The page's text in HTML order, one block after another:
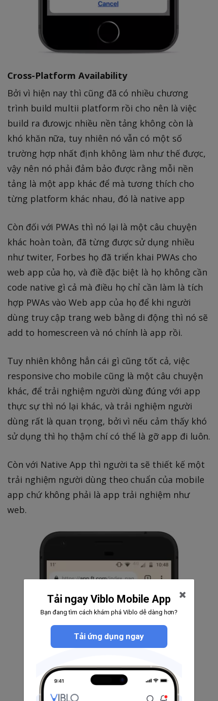
Cross-Platform Availability
Bởi vì hiện nay thì cũng đã có nhiều chương
trình build multii platform rồi cho nên là việc
build ra đưowjc nhiều nền tảng không còn là
khó khăn nữa, tuy nhiên nó vẫn có một số
trường hợp nhất định không làm như thế được,
vậy nên nó phải đảm bảo được rằng mỗi nền
tảng là một app khác để mà tương thích cho
từng platform khác nhau, đó là native app
Còn đối với PWAs thì nó lại là một câu chuyện
khác hoàn toàn, đã từng được sử dụng nhiều
như twiter, Forbes họ đã triển khai PWAs cho
web app của họ, và điề đặc biệt là họ không cần
code native gì cả mà điều họ chỉ cần làm là tích
hợp PWAs vào Web app của họ để khi người
dùng truy cập trang web bằng di động thì nó sẽ
add to homescreen và nó chính là app rồi.
Tuy nhiên không hẳn cái gì cũng tốt cả, việc
responsive cho mobile cũng là một câu chuyện
khác, để trải nghiệm người dùng đúng với app
thực sự thì nó lại khác, và trải nghiệm người
dùng rất là quan trọng, bởi vì nếu cảm thấy khó
sử dụng thì họ thậm chí có thể là gỡ app đi luôn.
Còn với Native App thì người ta sẽ thiết kế một
trải nghiệm người dùng theo chuẩn của mobile
app chứ không phải là app trải nghiệm như
web.
Tải ngay Viblo Mobile App
Bạn đang tìm cách khám phá Viblo dễ dàng hơn?
Tải ứng dụng ngay